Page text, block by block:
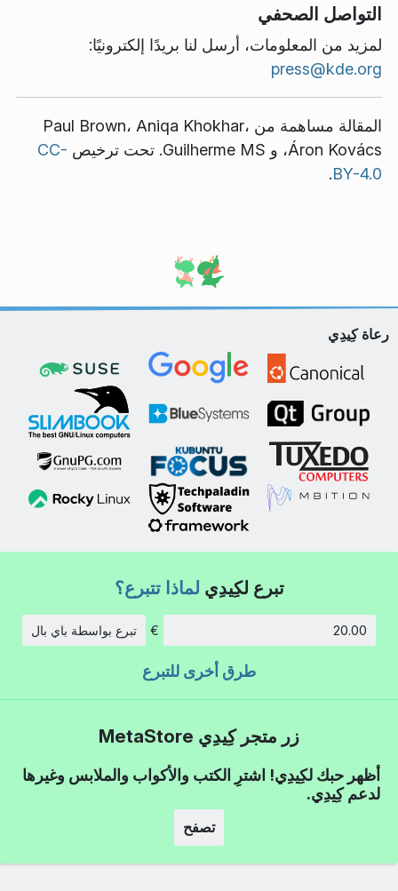
التواصل الصحفي
لمزيد من المعلومات، أرسل لنا بريدًا إلكترونيًا:
press@kde.org
المقالة مساهمة من Paul Brown، Aniqa Khokhar،
Áron Kovács، و Guilherme MS. تحت ترخيص CC-
BY-4.0
.
رعاة كِيدِي
تبرع لكِيدِي لماذا تتبرع؟
€ تبرع بواسطة باي بال
طرق أخرى للتبرع
زر متجر كِيدِي MetaStore
أظهر حبك لكِيدِي! اشترِ الكتب والأكواب والملابس وغيرها
لدعم كِيدِي.
تصفح